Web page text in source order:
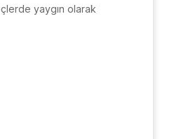
yaygın olarak